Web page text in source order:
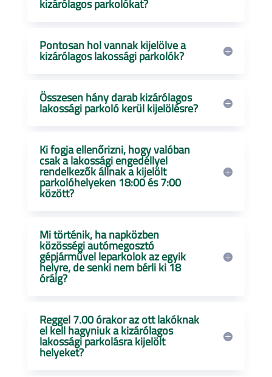
kizárólagos parkolókat?
Pontosan hol vannak kijelölve a
kizárólagos lakossági parkolók?
Összesen hány darab kizárólagos
lakossági parkoló kerül kijelölésre?
Ki fogja ellenőrizni, hogy valóban
csak a lakossági engedéllyel
rendelkezők állnak a kijelölt
parkolóhelyeken 18:00 és 7:00
között?
Mi történik, ha napközben
közösségi autómegosztó
gépjárművel leparkolok az egyik
helyre, de senki nem bérli ki 18
óráig?
Reggel 7.00 órakor az ott lakóknak
el kell hagyniuk a kizárólagos
lakossági parkolásra kijelölt
helyeket?